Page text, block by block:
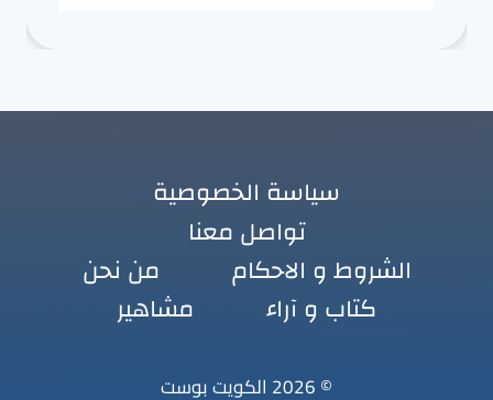
سياسة الخصوصية
تواصل معنا
الشروط و الاحكام
من نحن
كتاب و آراء
مشاهير
© 2026 الكويت بوست